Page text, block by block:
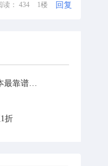
读： 434 1楼 回复
悄悄话”泄露淘宝京东买家具海运澳洲悉尼墨尔本最靠谱的攻略分享
折